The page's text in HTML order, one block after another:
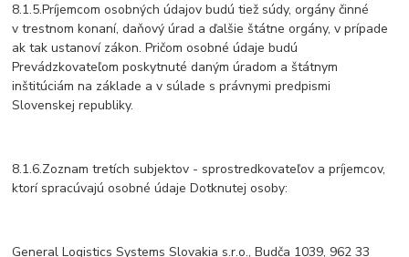
8.1.5.Príjemcom osobných údajov budú tiež súdy, orgány činné
v trestnom konaní, daňový úrad a ďalšie štátne orgány, v prípade
ak tak ustanoví zákon. Pričom osobné údaje budú
Prevádzkovateľom poskytnuté daným úradom a štátnym
inštitúciám na základe a v súlade s právnymi predpismi
Slovenskej republiky.
8.1.6.Zoznam tretích subjektov - sprostredkovateľov a príjemcov,
ktorí spracúvajú osobné údaje Dotknutej osoby:
General Logistics Systems Slovakia s.r.o., Budča 1039, 962 33